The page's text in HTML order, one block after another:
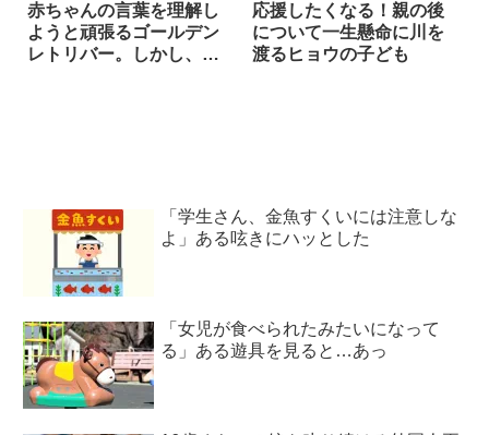
赤ちゃんの言葉を理解し
ようと頑張るゴールデン
レトリバー。しかし、や
応援したくなる！親の後
について一生懸命に川を
渡るヒョウの子ども
「学生さん、金魚すくいには注意しな
よ」ある呟きにハッとした
「女児が食べられたみたいになって
る」ある遊具を見ると…あっ